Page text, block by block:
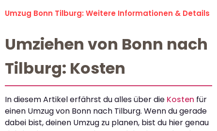
Umzug Bonn Tilburg: Weitere Informationen & Details
Umziehen von Bonn nach
Tilburg: Kosten
In diesem Artikel erfährst du alles über die Kosten für
einen Umzug von Bonn nach Tilburg. Wenn du gerade
dabei bist, deinen Umzug zu planen, bist du hier genau